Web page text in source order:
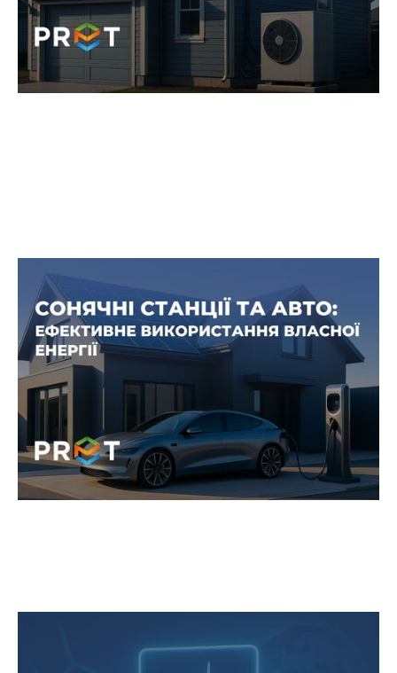
Сонячні станції та електромобілі: як
оптимізувати власне споживання
В Україні зростає не лише кількість сонячних
електростанцій, але й електромобілів.
Гарантії походження: ще більше
«зеленої» електроенергії